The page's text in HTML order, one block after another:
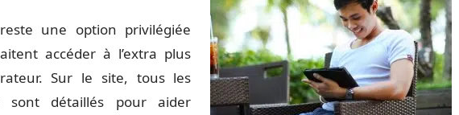
une option privilégiée
accéder à l’extra plus
Sur le site, tous les
sont détaillés pour aider